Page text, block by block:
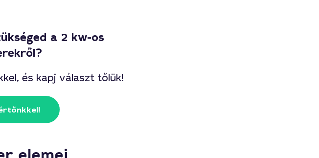
a 2 kw-os
és kapj választ tőlük!